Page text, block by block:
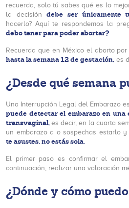
recuerda, solo tú sabes qué es lo
la decisióndebe ser únicamente
hacerlo? Aquí te respondemos la
debo tener para poder abortar?
Recuerda que en México el aborto
hasta la semana 12 de gestación, es
¿Desde qué semana
Una Interrupción Legal del Embarazo
puede detectar el embarazo en
transvaginal, es decir, en la cuarta
un embarazo a o sospechas estarlo y
te asustes, no estás sola.
El primer paso es confirmar el
continuación, realizar una valoración
¿Dónde y cómo